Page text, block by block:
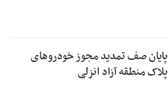
پایان صف تمدید مجوز خودروهای
پلاک منطقه آزاد انزلی